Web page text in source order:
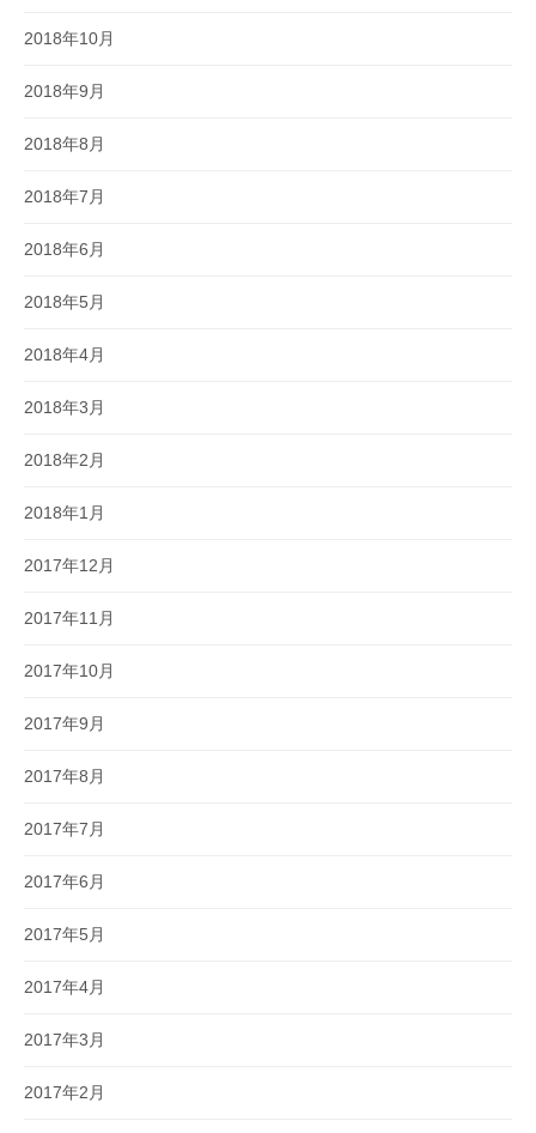
2018年10月
2018年9月
2018年8月
2018年7月
2018年6月
2018年5月
2018年4月
2018年3月
2018年2月
2018年1月
2017年12月
2017年11月
2017年10月
2017年9月
2017年8月
2017年7月
2017年6月
2017年5月
2017年4月
2017年3月
2017年2月